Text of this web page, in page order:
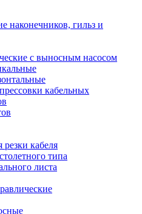
наконечников, гильз и
с выносным насосом
кабельных
кабеля
типа
листа